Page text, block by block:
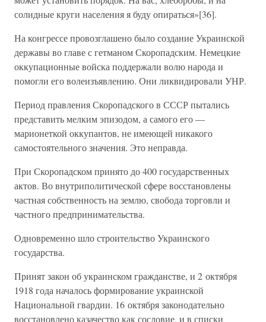
солидные круги населения я буду опираться»[36].
На конгрессе провозглашено было создание Украинской
державы во главе с гетманом Скоропадским. Немецкие
оккупационные войска поддержали волю народа и
помогли его волеизъявлению. Они ликвидировали УНР.
Период правления Скоропадского в СССР пытались
представить мелким эпизодом, а самого его —
марионеткой оккупантов, не имеющей никакого
самостоятельного значения. Это неправда.
При Скоропадском принято до 400 государственных
актов. Во внутриполитической сфере восстановлены
частная собственность на землю, свобода торговли и
частного предпринимательства.
Одновременно шло строительство Украинского
государства.
Принят закон об украинском гражданстве, и 2 октября
1918 года началось формирование украинской
Национальной гвардии. 16 октября законодательно
восстановлено казачество как сословие, и в списки